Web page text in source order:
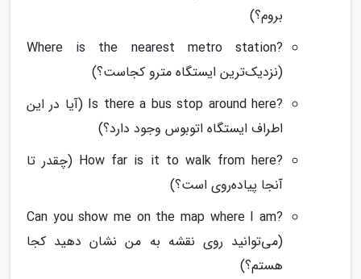
بروم؟)
?Where is the nearest metro station
(نزدیک‌ترین ایستگاه مترو کجاست؟)
?Is there a bus stop around here (آیا در این
اطراف ایستگاه اتوبوس وجود دارد؟)
?How far is it to walk from here (چقدر تا
آنجا پیاده‌روی است؟)
?Can you show me on the map where I am
(می‌توانید روی نقشه به من نشان دهید کجا
هستم؟)